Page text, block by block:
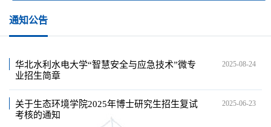
通知公告
华北水利水电大学“智慧安全与应急技术”微专
业招生简章
2025-08-24
关于生态环境学院2025年博士研究生招生复试
考核的通知
2025-06-23